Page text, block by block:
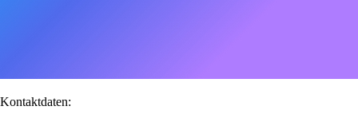
Kontaktdaten: